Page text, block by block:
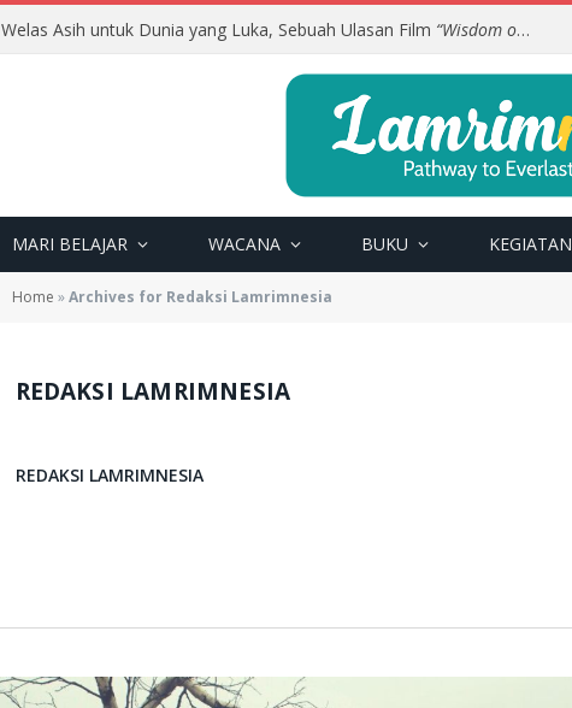
Welas Asih untuk Dunia yang Luka, Sebuah Ulasan Film “Wisdom of Happiness”
MARI BELAJAR WACANA BUKU KEGIATAN
Home »Archives for Redaksi Lamrimnesia
REDAKSI LAMRIMNESIA
REDAKSI LAMRIMNESIA